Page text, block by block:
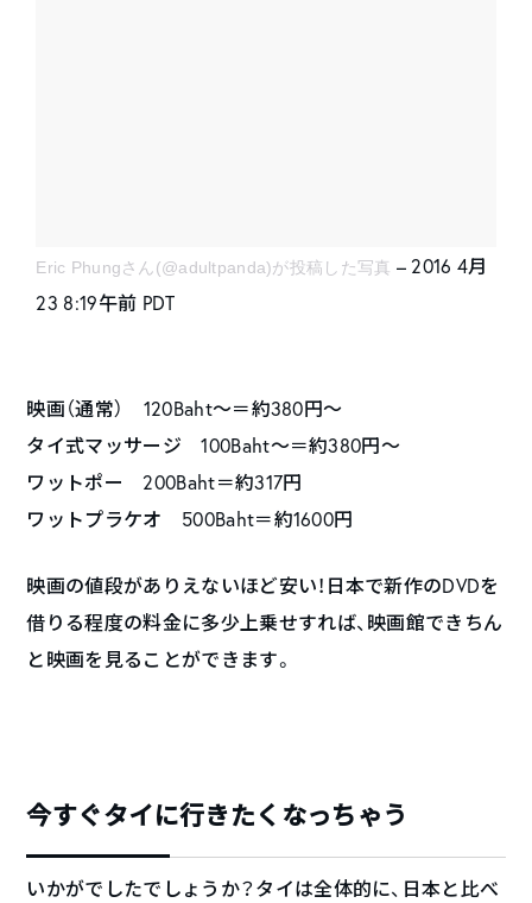
Eric Phungさん(@adultpanda)が投稿した写真 – 2016 4月
23 8:19午前 PDT
映画（通常） 120Baht～＝約380円～
タイ式マッサージ 100Baht～＝約380円～
ワットポー 200Baht＝約317円
ワットプラケオ 500Baht＝約1600円
映画の値段がありえないほど安い！日本で新作のDVDを
借りる程度の料金に多少上乗せすれば、映画館できちん
と映画を見ることができます。
今すぐタイに行きたくなっちゃう
いかがでしたでしょうか？タイは全体的に、日本と比べ